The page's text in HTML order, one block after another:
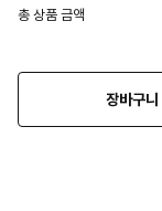
총 상품 금액
장바구니